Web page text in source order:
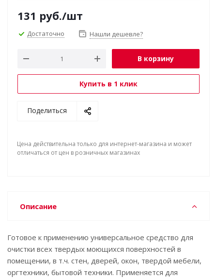
131 руб./шт
Достаточно Нашли дешевле?
В корзину
Купить в 1 клик
Поделиться
Цена действительна только для интернет-магазина и может
отличаться от цен в розничных магазинах
Описание
Готовое к применению универсальное средство для
очистки всех твердых моющихся поверхностей в
помещении, в т.ч. стен, дверей, окон, твердой мебели,
оргтехники, бытовой техники. Применяется для